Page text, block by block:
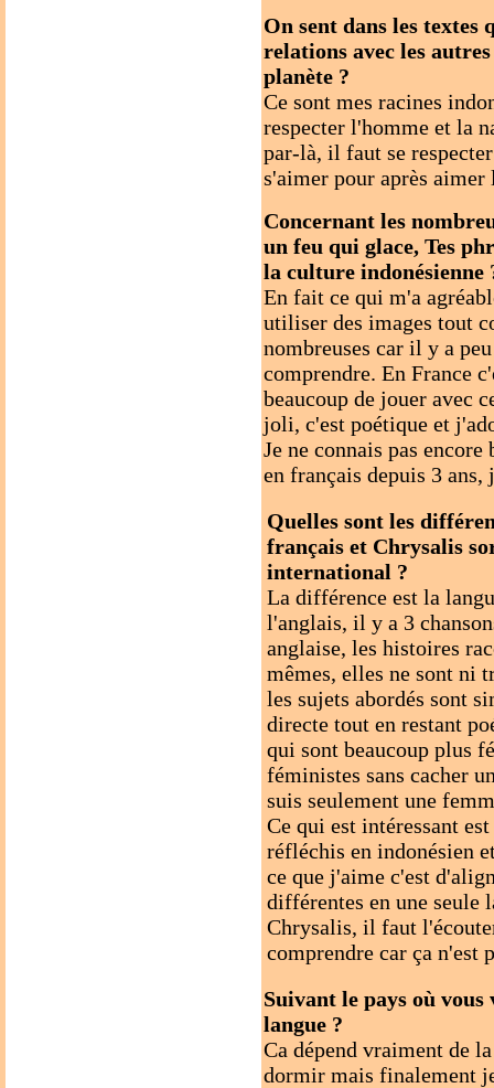
On sent dans les textes
relations avec les
planète ?
Ce sont mes racines
respecter l'homme et la
par-là, il faut se
s'aimer pour après
Concernant les
un feu qui glace, Tes
la culture indonésienne
En fait ce qui m'a
utiliser des images tout
nombreuses car il y a
comprendre. En France
beaucoup de jouer avec
joli, c'est poétique et
Je ne connais pas
en français depuis 3
Quelles sont les
français et Chrysalis
international ?
La différence est la
l'anglais, il y a 3
anglaise, les histoires
mêmes, elles ne sont ni
les sujets abordés sont
directe tout en restant
qui sont beaucoup plus
féministes sans cacher
suis seulement une
Ce qui est intéressant
réfléchis en indonésien
ce que j'aime c'est
différentes en une seule
Chrysalis, il faut
comprendre car ça n'est
Suivant le pays où vous
langue ?
Ca dépend vraiment de
dormir mais finalement